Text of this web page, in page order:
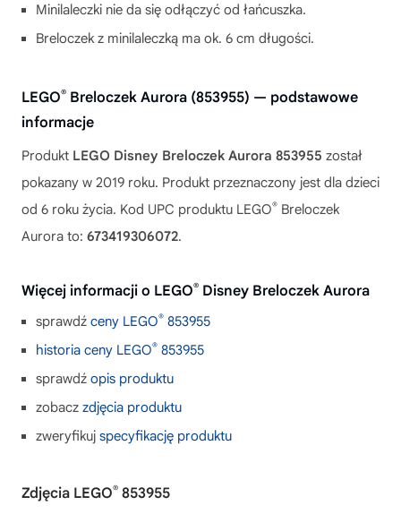
Minilaleczki nie da się odłączyć od łańcuszka.
Breloczek z minilaleczką ma ok. 6 cm długości.
LEGO® Breloczek Aurora (853955) — podstawowe
informacje
Produkt LEGO Disney Breloczek Aurora 853955 został
pokazany w 2019 roku. Produkt przeznaczony jest dla dzieci
od 6 roku życia. Kod UPC produktu LEGO® Breloczek
Aurora to: 673419306072.
Więcej informacji o LEGO® Disney Breloczek Aurora
sprawdź ceny LEGO® 853955
historia ceny LEGO® 853955
sprawdź opis produktu
zobacz zdjęcia produktu
zweryfikuj specyfikację produktu
Zdjęcia LEGO® 853955